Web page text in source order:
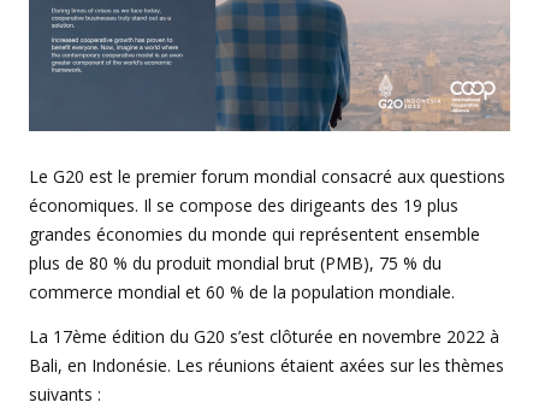
Le G20 est le premier forum mondial consacré aux questions
économiques. Il se compose des dirigeants des 19 plus
grandes économies du monde qui représentent ensemble
plus de 80 % du produit mondial brut (PMB), 75 % du
commerce mondial et 60 % de la population mondiale.
La 17ème édition du G20 s’est clôturée en novembre 2022 à
Bali, en Indonésie. Les réunions étaient axées sur les thèmes
suivants :